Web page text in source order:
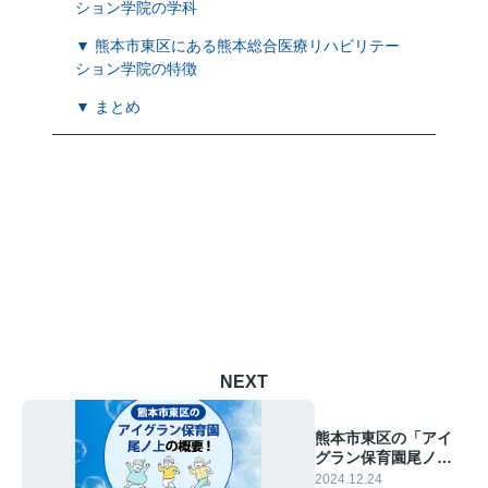
ション学院の学科
▼ 熊本市東区にある熊本総合医療リハビリテー
ション学院の特徴
▼ まとめ
NEXT
熊本市東区の「アイ
グラン保育園尾ノ
上」の概要！周辺の
2024.12.24